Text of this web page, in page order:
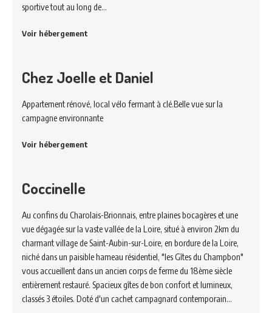
sportive tout au long de…
Voir hébergement
Chez Joelle et Daniel
Appartement rénové, local vélo fermant à clé.Belle vue sur la
campagne environnante
Voir hébergement
Coccinelle
Au confins du Charolais-Brionnais, entre plaines bocagères et une
vue dégagée sur la vaste vallée de la Loire, situé à environ 2km du
charmant village de Saint-Aubin-sur-Loire, en bordure de la Loire,
niché dans un paisible hameau résidentiel, "les Gîtes du Champbon"
vous accueillent dans un ancien corps de ferme du 18ème siècle
entièrement restauré. Spacieux gîtes de bon confort et lumineux,
classés 3 étoiles. Doté d'un cachet campagnard contemporain…